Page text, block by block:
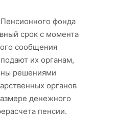
фонда
срок с момента
сообщения
их органам,
решениями
органов
денежного
пенсии.